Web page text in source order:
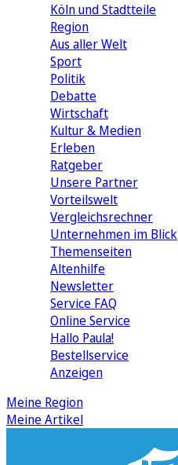
Köln und Stadtteile
Region
Aus aller Welt
Sport
Politik
Debatte
Wirtschaft
Kultur & Medien
Erleben
Ratgeber
Unsere Partner
Vorteilswelt
Vergleichsrechner
Unternehmen im Blick
Themenseiten
Altenhilfe
Newsletter
Service FAQ
Online Service
Hallo Paula!
Bestellservice
Anzeigen
Meine Region
Meine Artikel